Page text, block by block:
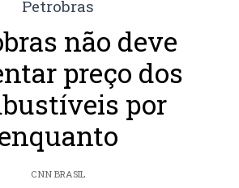
não deve
preço dos
por
CNN BRASIL